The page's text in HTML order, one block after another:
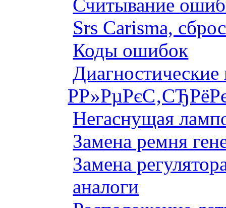
Считывание
Srs Carisma,
Коды ошибок
Негаснущая
Замена ремня
Замена
аналоги